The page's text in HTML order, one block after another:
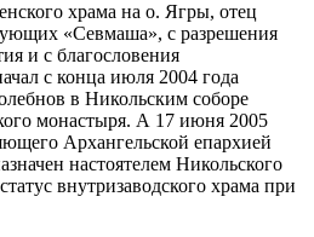
храма на о. Ягры, отец
«Севмаша», с разрешения
и с благословения
с конца июля 2004 года
в Никольским соборе
монастыря. А 17 июня 2005
Архангельской епархией
настоятелем Никольского
внутризаводского храма при